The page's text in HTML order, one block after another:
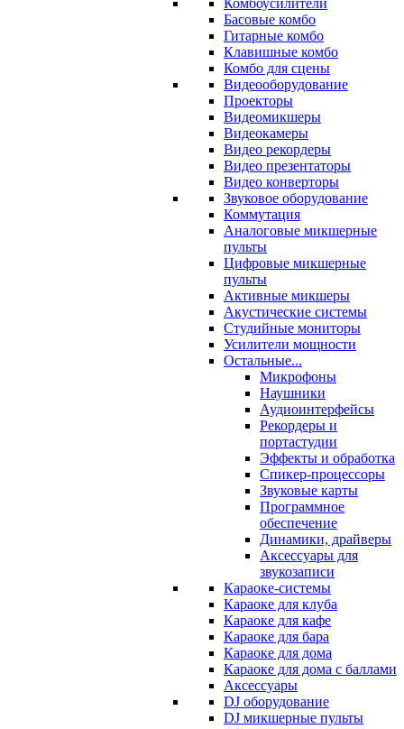
Комбоусилители
Басовые комбо
Гитарные комбо
Клавишные комбо
Комбо для сцены
Видеооборудование
Проекторы
Видеомикшеры
Видеокамеры
Видео рекордеры
Видео презентаторы
Видео конверторы
Звуковое оборудование
Коммутация
Аналоговые микшерные
пульты
Цифровые микшерные
пульты
Активные микшеры
Акустические системы
Студийные мониторы
Усилители мощности
Остальные...
Микрофоны
Наушники
Аудиоинтерфейсы
Рекордеры и
портастудии
Эффекты и обработка
Спикер-процессоры
Звуковые карты
Программное
обеспечение
Динамики, драйверы
Аксессуары для
звукозаписи
Караоке-системы
Караоке для клуба
Караоке для кафе
Караоке для бара
Караоке для дома
Караоке для дома с баллами
Аксессуары
DJ оборудование
DJ микшерные пульты